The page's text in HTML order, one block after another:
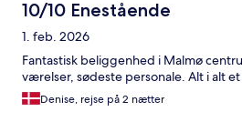
10/10 Enestående
1. feb. 2026
Fantastisk beliggenhed i Malmø
værelser, sødeste personale. Alt i alt
Denise, rejse på 2 nætter